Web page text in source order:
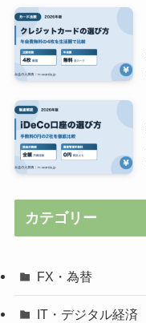
カテゴリー
FX・為替
IT・デジタル経済